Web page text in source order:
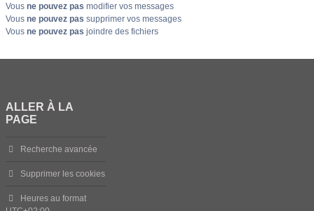
Vous ne pouvez pas modifier vos messages
Vous ne pouvez pas supprimer vos messages
Vous ne pouvez pas joindre des fichiers
ALLER À LA
PAGE
Recherche avancée
Supprimer les cookies
Heures au format